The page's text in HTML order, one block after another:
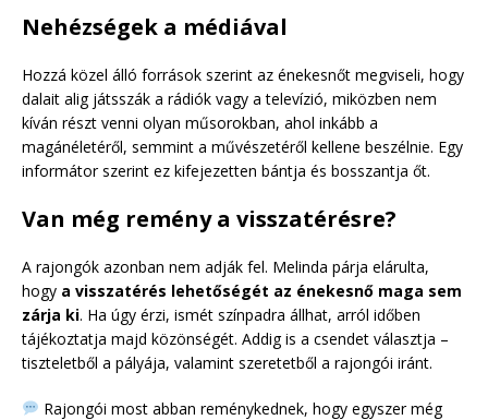
Nehézségek a médiával
Hozzá közel álló források szerint az énekesnőt megviseli, hogy
dalait alig játsszák a rádiók vagy a televízió, miközben nem
kíván részt venni olyan műsorokban, ahol inkább a
magánéletéről, semmint a művészetéről kellene beszélnie. Egy
informátor szerint ez kifejezetten bántja és bosszantja őt.
Van még remény a visszatérésre?
A rajongók azonban nem adják fel. Melinda párja elárulta,
hogy a visszatérés lehetőségét az énekesnő maga sem
zárja ki. Ha úgy érzi, ismét színpadra állhat, arról időben
tájékoztatja majd közönségét. Addig is a csendet választja –
tiszteletből a pályája, valamint szeretetből a rajongói iránt.
Rajongói most abban reménykednek, hogy egyszer még